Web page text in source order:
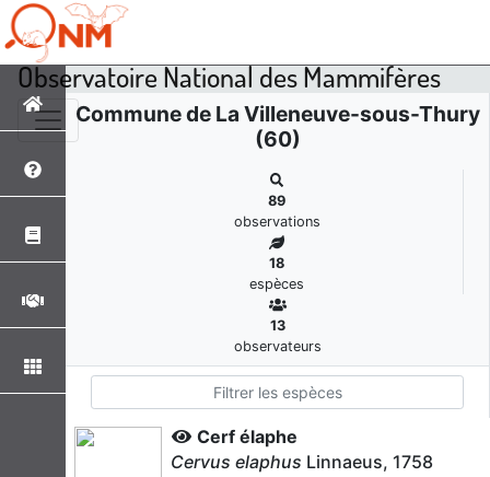
Observatoire National des Mammifères
Commune de La Villeneuve-sous-Thury
(60)
89
observations
18
espèces
13
observateurs
Cerf élaphe
Cervus elaphus Linnaeus, 1758